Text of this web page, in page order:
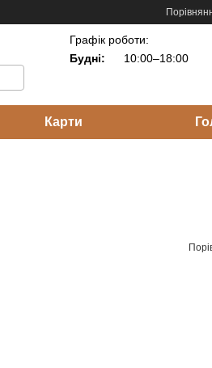
Графік роботи:
Будні:
10:00–18:00
Карти